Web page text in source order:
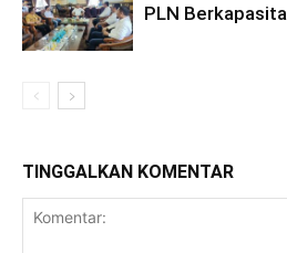
PLN
TINGGALKAN KOMENTAR